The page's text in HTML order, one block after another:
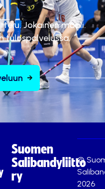
Jokainen maali.
tulospalvelussa.
Suomen
Salibandyliitto
ry
©
2026